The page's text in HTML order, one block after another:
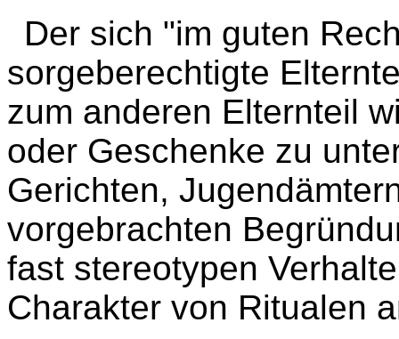
Der sich "im guten
sorgeberechtigte
zum anderen Elternteil
oder Geschenke zu
Gerichten,
vorgebrachten
fast stereotypen
Charakter von Ritualen